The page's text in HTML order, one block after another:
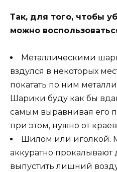
Так, для того, чтобы
можно
Металлическими
вздулся в некоторых
покатать по ним
Шарики буду как бы
самым выравнивая его
при этом, нужно от
Шилом или иголкой.
аккуратно прокалывают
выпустить лишний